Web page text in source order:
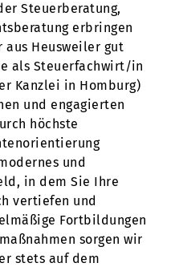
Steuerberatung,
erbringen
aus Heusweiler gut
als Steuerfachwirt/in
Kanzlei in Homburg)
und engagierten
höchste
und
in dem Sie Ihre
vertiefen und
Fortbildungen
sorgen wir
stets auf dem